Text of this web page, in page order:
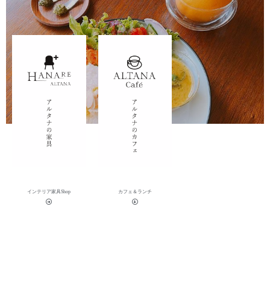
2019-08-17
2019-06-15
インテリア家具Shop カフェ＆ランチ